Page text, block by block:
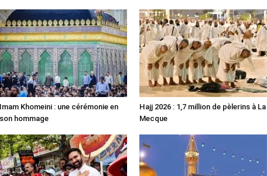
Imam Khomeini : une cérémonie en
son hommage
Hajj 2026 : 1,7 million de pèlerins à La
Mecque